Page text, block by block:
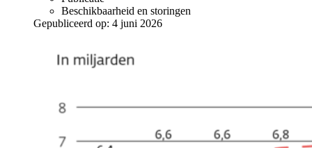
Beschikbaarheid en storingen
Gepubliceerd op: 4 juni 2026